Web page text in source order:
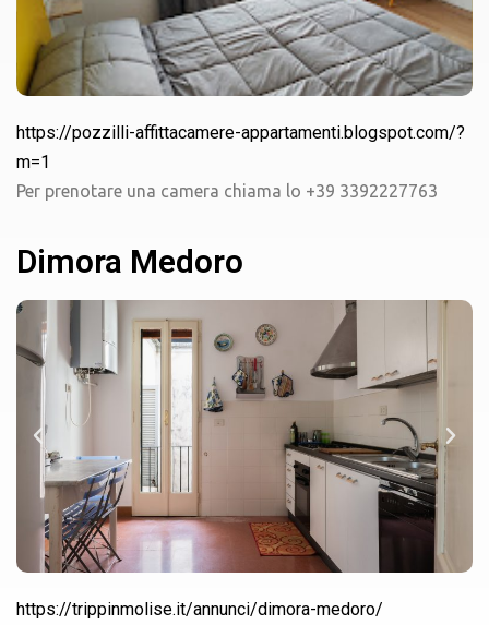
https://pozzilli-affittacamere-appartamenti.blogspot.com/?
m=1
Per prenotare una camera chiama lo +39 3392227763
Dimora Medoro
https://trippinmolise.it/annunci/dimora-medoro/